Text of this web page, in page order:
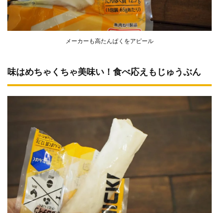
メーカーも高たんぱくをアピール
味はめちゃくちゃ美味い！食べ応えもじゅうぶん